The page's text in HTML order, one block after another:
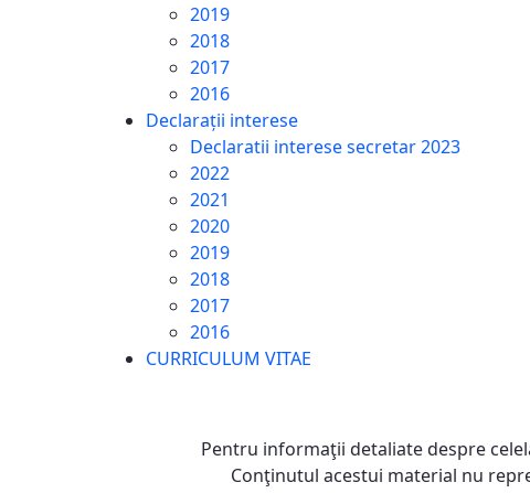
2019
2018
2017
2016
Declarații interese
Declaratii interese secretar 2023
2022
2021
2020
2019
2018
2017
2016
CURRICULUM VITAE
Pentru informaţii detaliate despre
Conţinutul acestui material nu